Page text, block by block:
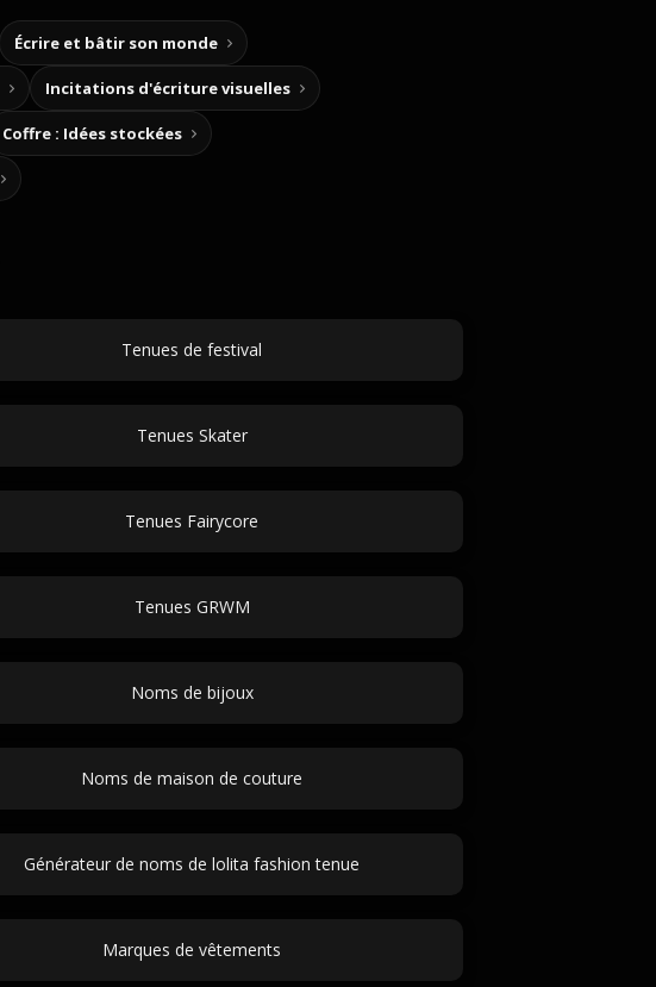
Écrire et bâtir son monde
Incitations d'écriture visuelles
Coffre : Idées stockées
Tenues de festival
Tenues Skater
Tenues Fairycore
Tenues GRWM
Noms de bijoux
Noms de maison de couture
Générateur de noms de lolita fashion tenue
Marques de vêtements